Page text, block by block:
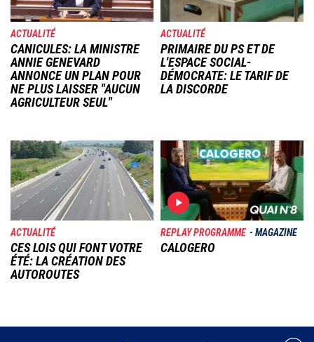
ACTUALITÉ
CANICULES: LA MINISTRE
ANNIE GENEVARD
ANNONCE UN PLAN POUR
NE PLUS LAISSER "AUCUN
AGRICULTEUR SEUL"
ACTUALITÉ
PRIMAIRE DU PS ET DE
L'ESPACE SOCIAL-
DÉMOCRATE: LE TARIF DE
LA DISCORDE
Image
ACTUALITÉ
CES LOIS QUI FONT VOTRE
ÉTÉ: LA CRÉATION DES
AUTOROUTES
Image
REPLAY PROGRAMME MAGAZINE
CALOGERO